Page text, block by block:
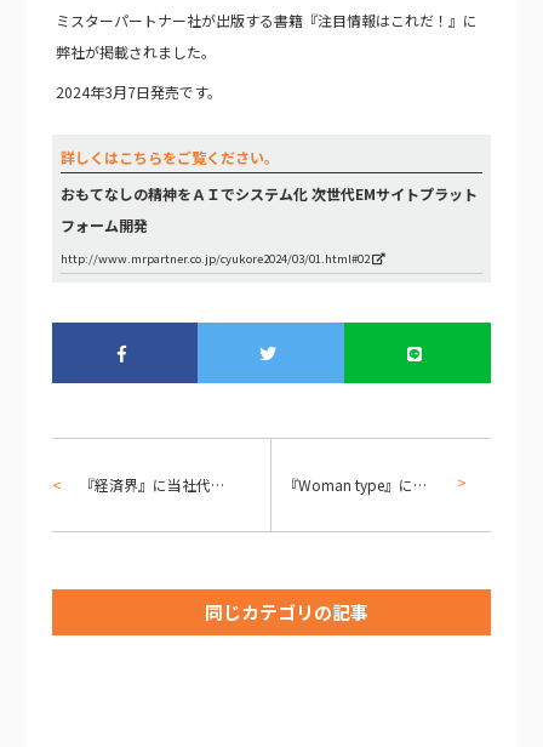
ミスターパートナー社が出版する書籍『注目情報はこれだ！』に
弊社が掲載されました。
2024年3月7日発売です。
詳しくはこちらをご覧ください。
おもてなしの精神をＡＩでシステム化 次世代EMサイトプラット
フォーム開発
http://www.mrpartner.co.jp/cyukore2024/03/01.html#02
『経済界』に当社代表松原のインタビュー記事が掲載されました 『Woman type』にてアーカス・ウェルフォーム株式会社代表 來海のインタビュー記事が掲載されました！
同じカテゴリの記事